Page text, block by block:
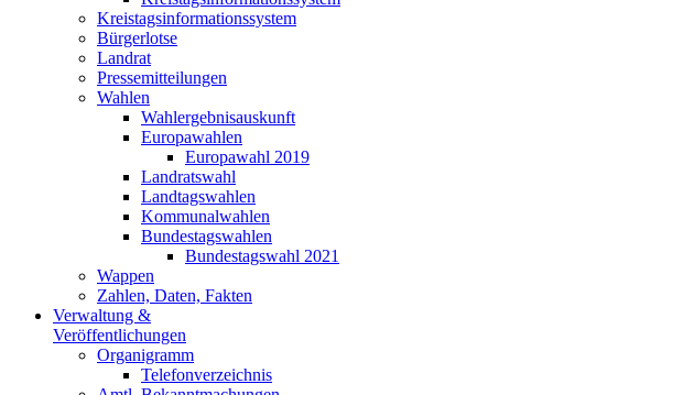
Kreistagsinformationssystem
Bürgerlotse
Landrat
Pressemitteilungen
Wahlen
Wahlergebnisauskunft
Europawahlen
Europawahl 2019
Landratswahl
Landtagswahlen
Kommunalwahlen
Bundestagswahlen
Bundestagswahl 2021
Wappen
Zahlen, Daten, Fakten
Verwaltung &
Veröffentlichungen
Organigramm
Telefonverzeichnis